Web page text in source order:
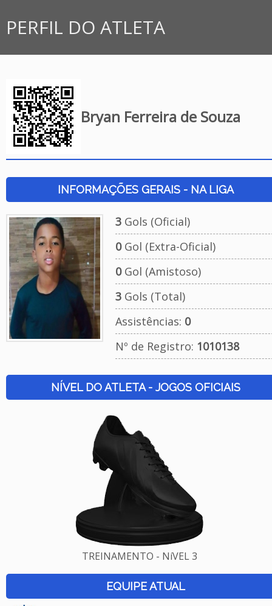
PERFIL DO ATLETA
Bryan Ferreira de Souza
INFORMAÇÕES GERAIS - NA LIGA
3Gols (Oficial)
0Gol (Extra-Oficial)
0Gol (Amistoso)
3Gols (Total)
Assistências: 0
Nº de Registro: 1010138
NÍVEL DO ATLETA - JOGOS OFICIAIS
TREINAMENTO - NíVEL 3
EQUIPE ATUAL